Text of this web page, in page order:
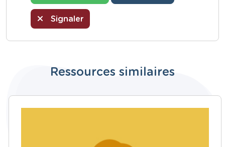
Signaler
Ressources similaires